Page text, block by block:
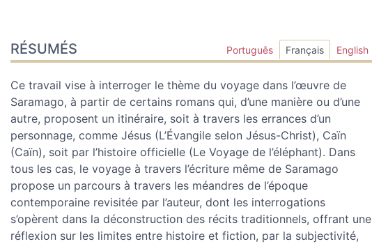
Index
Texte
Bibliographie
Notes
Citer cet article
Auteur
RÉSUMÉS Português Français English
Ce travail vise à interroger le thème du voyage dans l’œuvre de
Saramago, à partir de certains romans qui, d’une manière ou d’une
autre, proposent un itinéraire, soit à travers les errances d’un
personnage, comme Jésus (L’Évangile selon Jésus-Christ), Caïn
(Caïn), soit par l’histoire officielle (Le Voyage de l’éléphant). Dans
tous les cas, le voyage à travers l’écriture même de Saramago
propose un parcours à travers les méandres de l’époque
contemporaine revisitée par l’auteur, dont les interrogations
s’opèrent dans la déconstruction des récits traditionnels, offrant une
réflexion sur les limites entre histoire et fiction, par la subjectivité,